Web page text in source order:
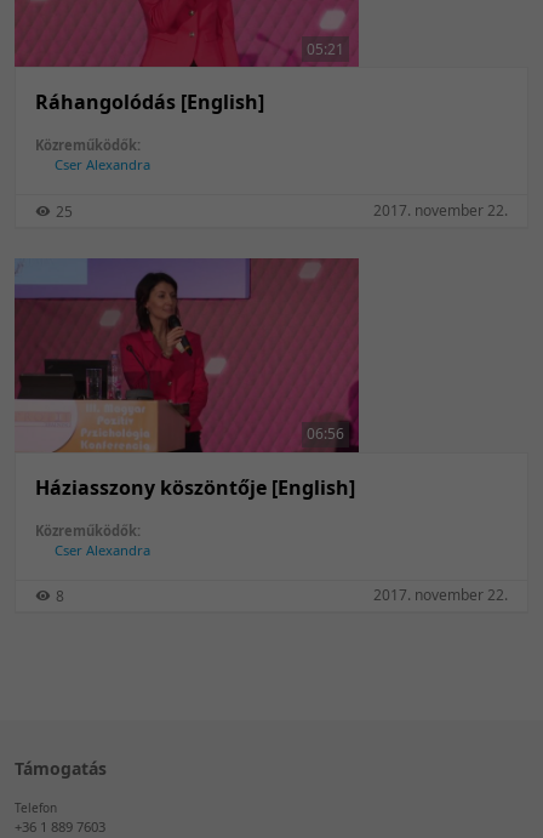
05:21
Ráhangolódás [English]
Közreműködők:
Cser Alexandra
25 2017. november 22.
06:56
Háziasszony köszöntője [English]
Közreműködők:
Cser Alexandra
8 2017. november 22.
Támogatás
Telefon
+36 1 889 7603